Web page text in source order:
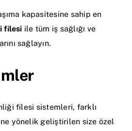
kapasitesine sahip en
filesi ile tüm iş sağlığı ve
sağlayın.
filesi sistemleri, farklı
yönelik geliştirilen size özel